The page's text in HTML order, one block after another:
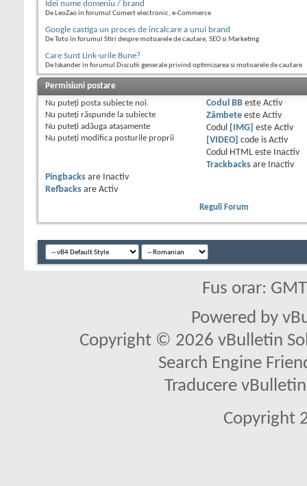
Idei nume domeniu / brand
De LeoZao în forumul Comert electronic, e-Commerce
Google castiga un proces de incalcare a unui brand
De Toto în forumul Stiri despre motoarele de cautare, SEO si Marketing
Care Sunt Link-urile Bune?
De Iskander în forumul Discutii generale privind optimizarea si motoarele de cautare
Permisiuni postare
Nu puteţi posta subiecte noi.
Nu puteţi răspunde la subiecte
Nu puteţi adăuga ataşamente
Nu puteţi modifica posturile proprii
Codul BBeste Activ
Zâmbeteeste Activ
Codul
[IMG] este Activ
[VIDEO] code is Activ
Codul HTML este
Inactiv
Trackbacksare
Inactiv
Pingbacks are
Inactiv
Refbacks are Activ
Reguli Forum
Fus orar:
Powered by
Copyright © 2026 vBulletin
Search Engine
Traducere
Copyright